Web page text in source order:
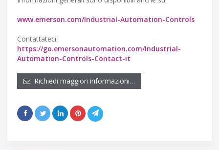
www.emerson.com/Industrial-Automation-Controls
Contattateci:
https://go.emersonautomation.com/Industrial-
Automation-Controls-Contact-it
Richiedi maggiori informazioni…